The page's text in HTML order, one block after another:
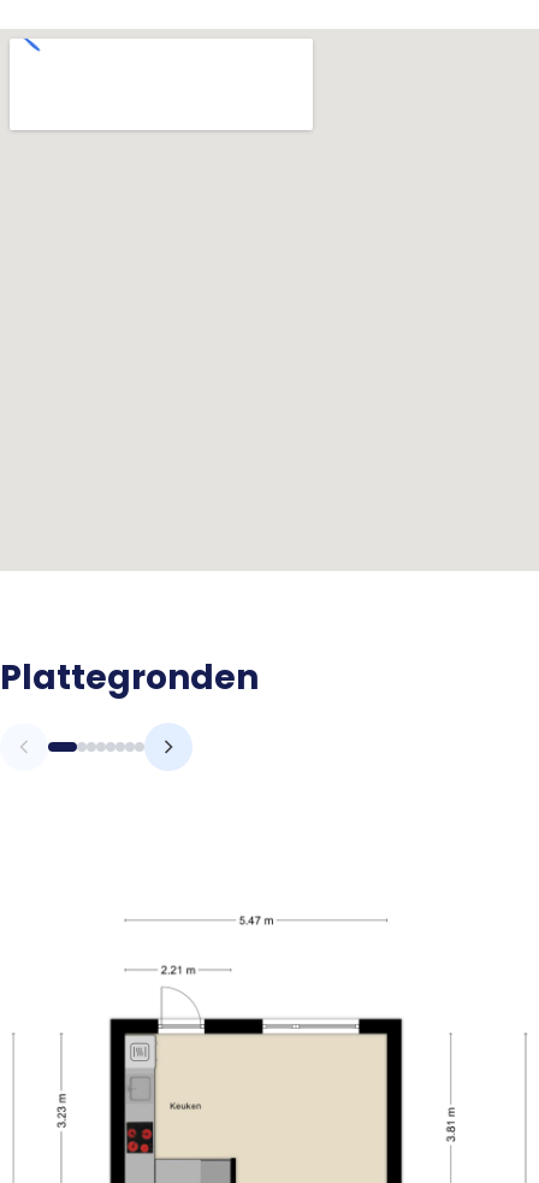
Plattegronden